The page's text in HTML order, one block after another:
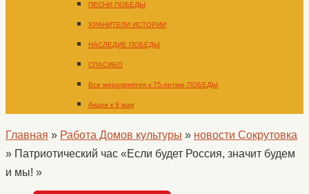
ПЕСНИ ПОБЕДЫ
ХРАНИТЕЛИ ИСТОРИИ
НАСЛЕДИЕ ПОБЕДЫ
СПАСИБО
Все мероприятия к 75-летию ПОБЕДЫ
Акции к 9 мая
Главная » Работа Домов культуры » новости Сокрутовка
» Патриотический час «Если будет Россия, значит будем
и мы! »